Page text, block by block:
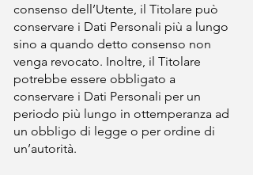
consenso dell’Utente, il Titolare può
conservare i Dati Personali più a lungo
sino a quando detto consenso non
venga revocato. Inoltre, il Titolare
potrebbe essere obbligato a
conservare i Dati Personali per un
periodo più lungo in ottemperanza ad
un obbligo di legge o per ordine di
un’autorità.